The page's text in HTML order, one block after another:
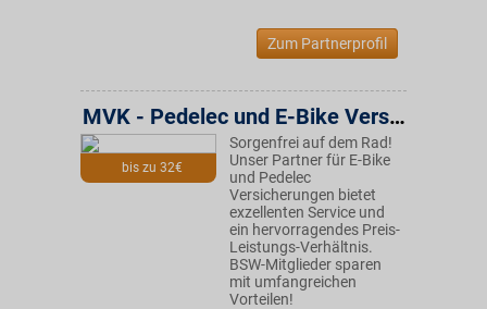
Zum Partnerprofil
bis zu 32€
MVK - Pedelec und E-Bike Versicherung
Sorgenfrei auf dem Rad!
Unser Partner für E-Bike
und Pedelec
Versicherungen bietet
exzellenten Service und
ein hervorragendes Preis-
Leistungs-Verhältnis.
BSW-Mitglieder sparen
mit umfangreichen
Vorteilen!